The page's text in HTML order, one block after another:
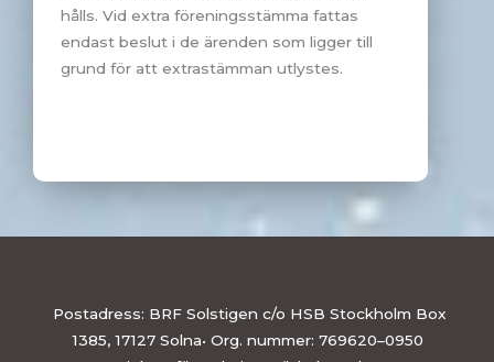
hålls. Vid extra föreningsstämma fattas
endast beslut i de ärenden som ligger till
grund för att extrastämman utlystes.
Postadress: BRF Solstigen c/o HSB Stockholm Box
1385, 17127 Solna• Org. nummer: 769620–0950